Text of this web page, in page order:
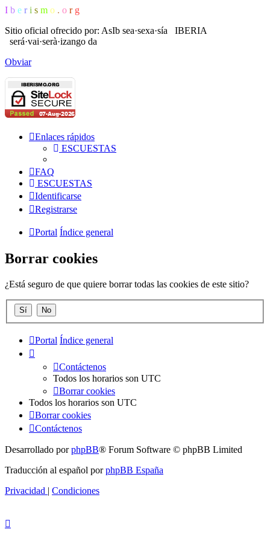
I b e r i s m o . o r g
Sitio oficial ofrecido por: AsIb sea·sexa·sía IBERIA
será·vai·serà·izango da
Obviar
Enlaces rápidos
ESCUESTAS
FAQ
ESCUESTAS
Identificarse
Registrarse
Portal Índice general
Borrar cookies
¿Está seguro de que quiere borrar todas las cookies de este sitio?
Portal Índice general
Contáctenos
Todos los horarios son UTC
Borrar cookies
Todos los horarios son UTC
Borrar cookies
Contáctenos
Desarrollado porphpBB® Forum Software © phpBB Limited
Traducción al español porphpBB España
Privacidad | Condiciones